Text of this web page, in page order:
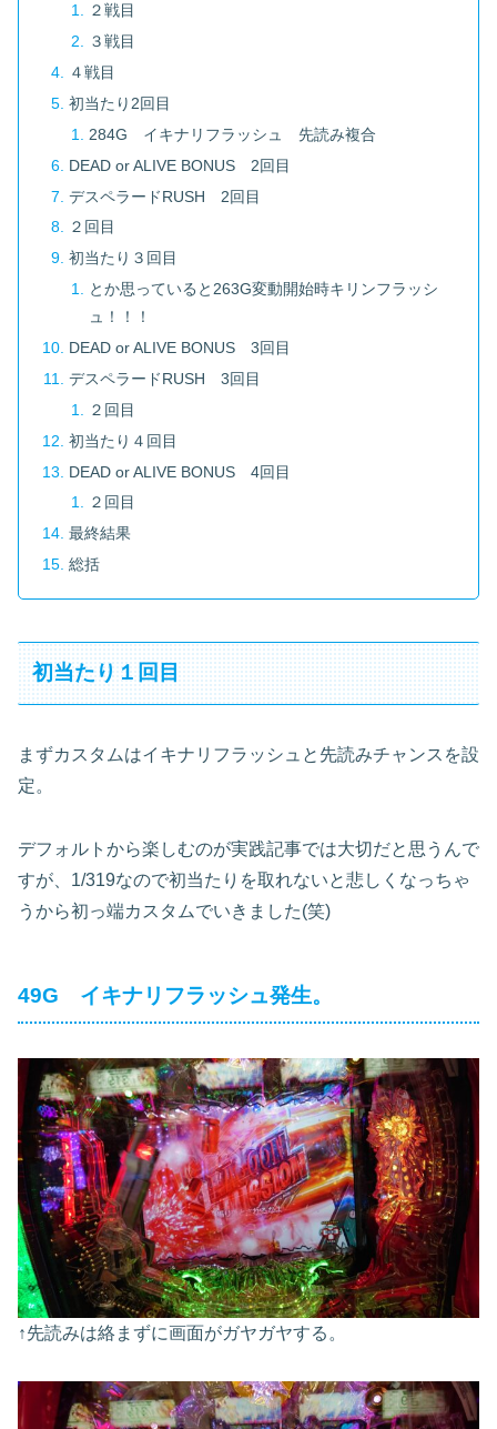
２戦目
３戦目
４戦目
初当たり2回目
284G イキナリフラッシュ 先読み複合
DEAD or ALIVE BONUS 2回目
デスペラードRUSH 2回目
２回目
初当たり３回目
とか思っていると263G変動開始時キリンフラッシ
ュ！！！
DEAD or ALIVE BONUS 3回目
デスペラードRUSH 3回目
２回目
初当たり４回目
DEAD or ALIVE BONUS 4回目
２回目
最終結果
総括
初当たり１回目
まずカスタムはイキナリフラッシュと先読みチャンスを設
定。
デフォルトから楽しむのが実践記事では大切だと思うんで
すが、1/319なので初当たりを取れないと悲しくなっちゃ
うから初っ端カスタムでいきました(笑)
49G イキナリフラッシュ発生。
↑先読みは絡まずに画面がガヤガヤする。